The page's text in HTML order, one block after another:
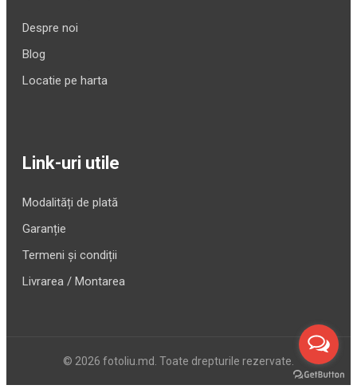
Despre noi
Blog
Locatie pe harta
Link-uri utile
Modalități de plată
Garanție
Termeni și condiții
Livrarea / Montarea
© 2026 fotoliu.md. Toate drepturile rezervate.